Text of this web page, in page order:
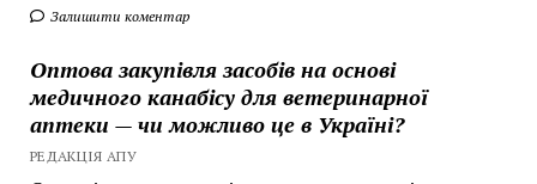
Залишити коментар
Оптова закупівля засобів на основі
медичного канабісу для ветеринарної
аптеки — чи можливо це в Україні?
РЕДАКЦІЯ АПУ